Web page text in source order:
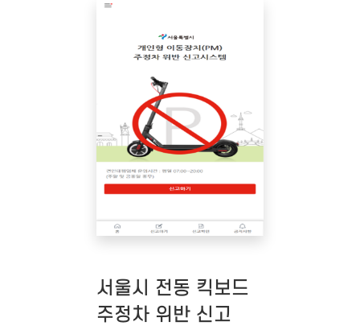
서울시 전동 킥보드
주정차 위반 신고